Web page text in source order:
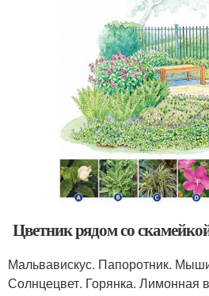
Цветник рядом со
Мальвавискус. Папоротник.
Солнцецвет. Горянка. Лимонная